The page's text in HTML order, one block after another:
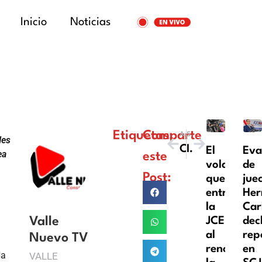
Inicio Noticias
Valle
Nuevo TV
VALLE
Etiquetas:
Comparte
este
Post:
ANTERIOR
Cosculluela se declara culpable de atropellar a dos jinetes y sus caballos en Puerto Rico
SIGUIENTE
Indotel cierra seis emisoras, 25 revendedores de internet y un canal de tv que operaban de manera ilegal.
El
volante
que
entrega
la
JCE
al
renovar
de
en